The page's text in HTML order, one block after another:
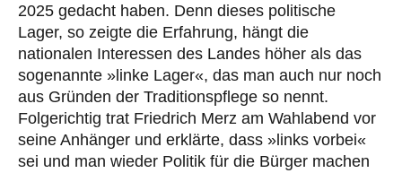
2025 gedacht haben. Denn dieses politische
Lager, so zeigte die Erfahrung, hängt die
nationalen Interessen des Landes höher als das
sogenannte »linke Lager«, das man auch nur noch
aus Gründen der Traditionspflege so nennt.
Folgerichtig trat Friedrich Merz am Wahlabend vor
seine Anhänger und erklärte, dass »links vorbei«
sei und man wieder Politik für die Bürger machen